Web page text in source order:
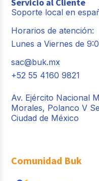
Soporte local en
Horarios de atención:
Lunes a Viernes de
sac@buk.mx
+52 55 4160 9821
Av. Ejército Nacional
Morales, Polanco V
Ciudad de México
Comunidad Buk